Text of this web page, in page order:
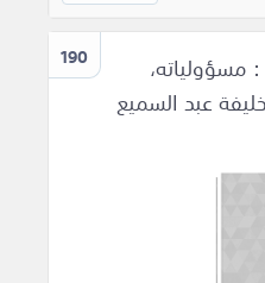
190
مسؤولياته،
عبد السميع